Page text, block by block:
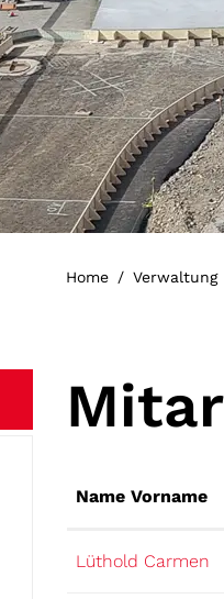
Home Verwaltung
Name Vorname
Lüthold Carmen